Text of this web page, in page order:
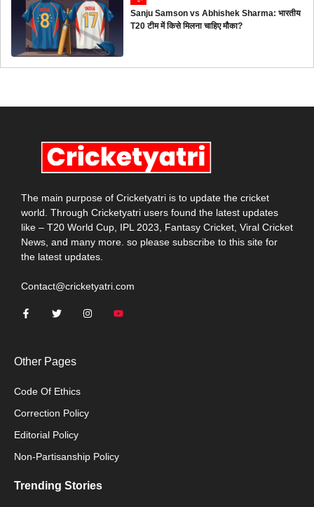
Sanju Samson vs Abhishek Sharma: भारतीय
T20 टीम में किसे मिलना चाहिए मौका?
The main purpose of Cricketyatri is to update the cricket
world. Through Cricketyatri users found the latest updates
like – T20 World Cup, IPL 2023, Fantasy Cricket, Viral Cricket
News, and many more. so please subscribe to this site for
the latest updates.
Contact@cricketyatri.com
Other Pages
Code Of Ethics
Correction Policy
Editorial Policy
Non-Partisanship Policy
Trending Stories